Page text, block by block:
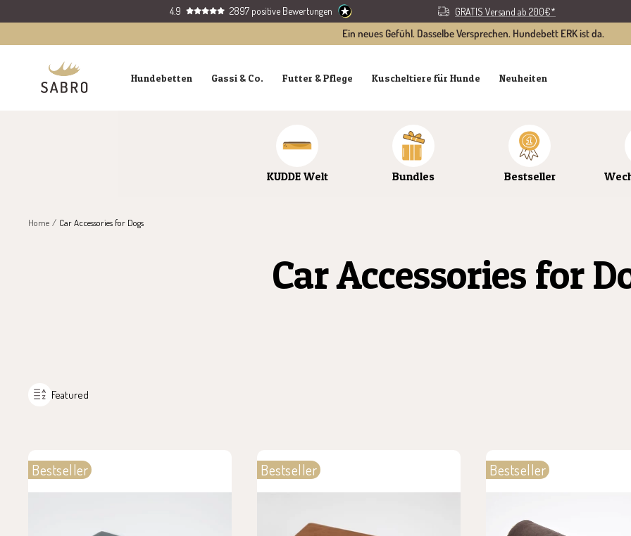
to
content
4.9 2897 positive Bewertungen GRATIS Versand ab 200€*
Ein neues Gefühl. Dasselbe Versprechen. Hundebett ERK ist da.
Hundebetten Gassi & Co. Futter & Pflege Kuscheltiere für Hunde Neuheiten
SABRO
GmbH
KUDDE Welt Bundles Bestseller
Home Car Accessories for Dogs
Car Accessories for
Featured
Bestseller Bestseller Bestseller